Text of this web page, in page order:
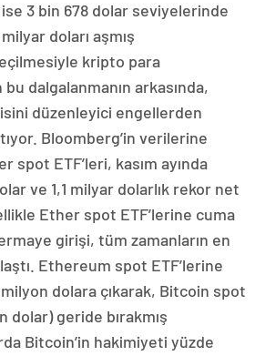
3 bin 678 dolar seviyelerinde
doları aşmış
kripto para
dalgalanmanın arkasında,
düzenleyici engellerden
Bloomberg’in verilerine
spot ETF’leri, kasım ayında
ve 1,1 milyar dolarlık rekor net
Ether spot ETF’lerine cuma
girişi, tüm zamanların en
Ethereum spot ETF’lerine
dolara çıkarak, Bitcoin spot
dolar) geride bırakmış
Bitcoin’in hakimiyeti yüzde